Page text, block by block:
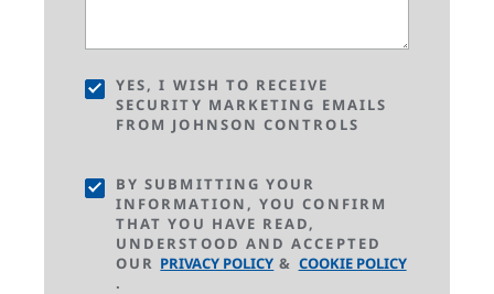
YES, I WISH TO RECEIVE
SECURITY MARKETING EMAILS
FROM JOHNSON CONTROLS
BY SUBMITTING YOUR
INFORMATION, YOU CONFIRM
THAT YOU HAVE READ,
UNDERSTOOD AND ACCEPTED
OUR PRIVACY POLICY & COOKIE POLICY
.